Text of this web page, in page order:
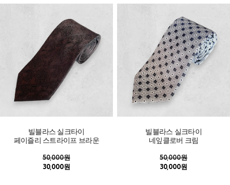
빌블라스 실크타이
페이즐리 스트라이프 브라운
50,000원
30,000원
빌블라스 실크타이
네잎클로버 크림
50,000원
30,000원